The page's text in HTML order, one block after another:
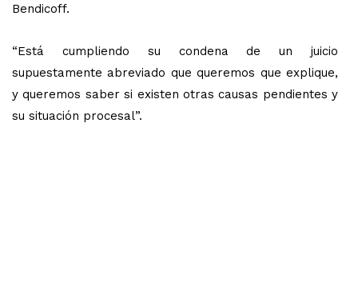
Bendicoff.
“Está cumpliendo su condena de un juicio
supuestamente abreviado que queremos que explique,
y queremos saber si existen otras causas pendientes y
su situación procesal”.